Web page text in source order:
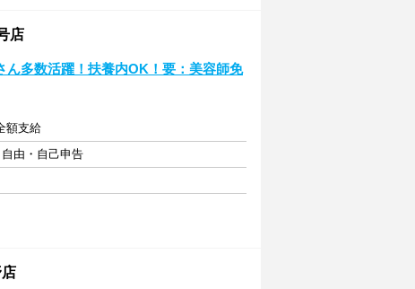
店
ん多数活躍！扶養内OK！要：美容師免
額支給
由・自己申告